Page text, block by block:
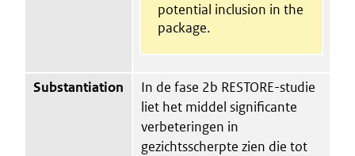
potential inclusion in the
package.
Substantiation
In de fase 2b RESTORE-studie
liet het middel significante
verbeteringen in
gezichtsscherpte zien die tot